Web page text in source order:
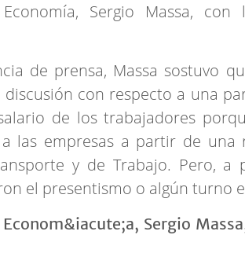
Sergio Massa,
de prensa, Massa sostuvo
con respecto a una
de los trabajadores
las empresas a partir de una
y de Trabajo. Pero, a
el presentismo o algún turno